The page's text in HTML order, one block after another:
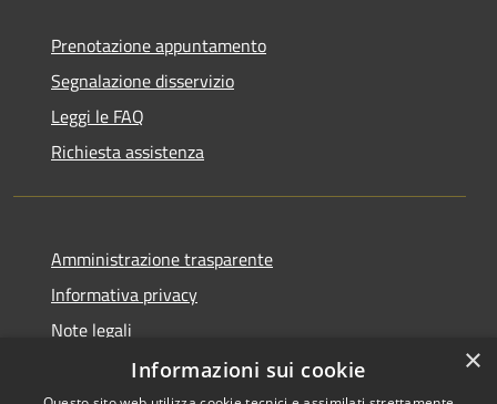
Prenotazione appuntamento
Segnalazione disservizio
Leggi le FAQ
Richiesta assistenza
Amministrazione trasparente
Informativa privacy
Note legali
Dichiarazione di accessibilità
×
Informazioni sui cookie